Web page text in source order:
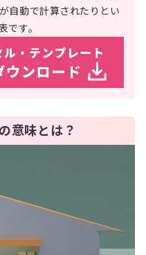
自動で計算されたりとい
です。
意味とは？